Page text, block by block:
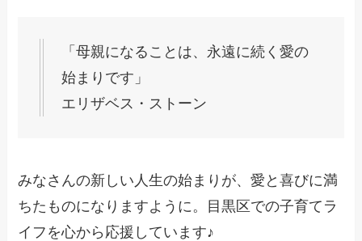
「母親になることは、永遠に続く愛の
始まりです」
エリザベス・ストーン
みなさんの新しい人生の始まりが、愛と喜びに満
ちたものになりますように。目黒区での子育てラ
イフを心から応援しています♪